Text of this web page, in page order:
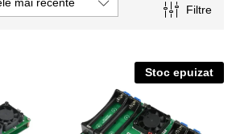
Filtre
Stoc epuizat